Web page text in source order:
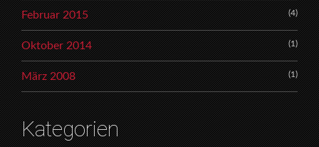
Februar 2015 (4)
Oktober 2014 (1)
März 2008 (1)
Kategorien